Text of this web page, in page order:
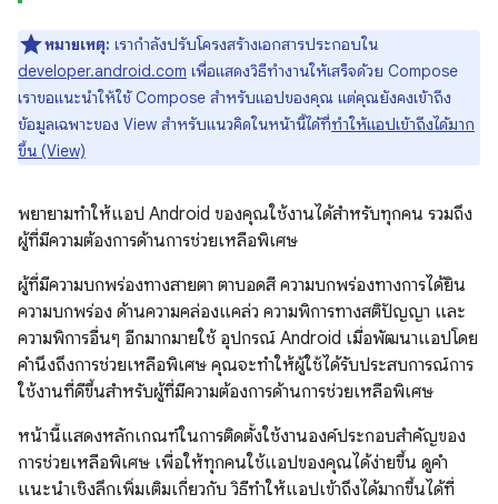
หมายเหตุ: เรากำลังปรับโครงสร้างเอกสารประกอบใน
developer.android.com เพื่อแสดงวิธีทำงานให้เสร็จด้วย Compose
เราขอแนะนำให้ใช้ Compose สำหรับแอปของคุณ แต่คุณยังคงเข้าถึง
ข้อมูลเฉพาะของ View สำหรับแนวคิดในหน้านี้ได้ที่ทำให้แอปเข้าถึงได้มาก
ขึ้น (View)
พยายามทำให้แอป Android ของคุณใช้งานได้สำหรับทุกคน รวมถึง
ผู้ที่มีความต้องการด้านการช่วยเหลือพิเศษ
ผู้ที่มีความบกพร่องทางสายตา ตาบอดสี ความบกพร่องทางการได้ยิน
ความบกพร่อง ด้านความคล่องแคล่ว ความพิการทางสติปัญญา และ
ความพิการอื่นๆ อีกมากมายใช้ อุปกรณ์ Android เมื่อพัฒนาแอปโดย
คำนึงถึงการช่วยเหลือพิเศษ คุณจะทำให้ผู้ใช้ได้รับประสบการณ์การ
ใช้งานที่ดีขึ้นสำหรับผู้ที่มีความต้องการด้านการช่วยเหลือพิเศษ
หน้านี้แสดงหลักเกณฑ์ในการติดตั้งใช้งานองค์ประกอบสำคัญของ
การช่วยเหลือพิเศษ เพื่อให้ทุกคนใช้แอปของคุณได้ง่ายขึ้น ดูคำ
แนะนำเชิงลึกเพิ่มเติมเกี่ยวกับ วิธีทำให้แอปเข้าถึงได้มากขึ้นได้ที่